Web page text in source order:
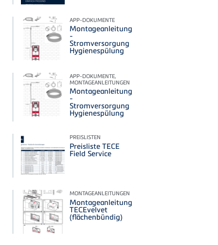
APP-DOKUMENTE
Montageanleitung
-
Stromversorgung
Hygienespülung
APP-DOKUMENTE,
MONTAGEANLEITUNGEN
Montageanleitung
-
Stromversorgung
Hygienespülung
PREISLISTEN
Preisliste TECE
Field Service
MONTAGEANLEITUNGEN
Montageanleitung
TECEvelvet
(flächenbündig)